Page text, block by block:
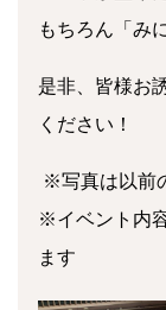
もちろん「み
是非、皆様お
ください！
※写真は以前
※イベント内
ます